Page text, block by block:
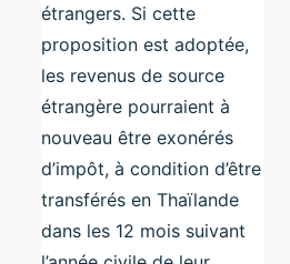
étrangers. Si cette
proposition est adoptée,
les revenus de source
étrangère pourraient à
nouveau être exonérés
d’impôt, à condition d’être
transférés en Thaïlande
dans les 12 mois suivant